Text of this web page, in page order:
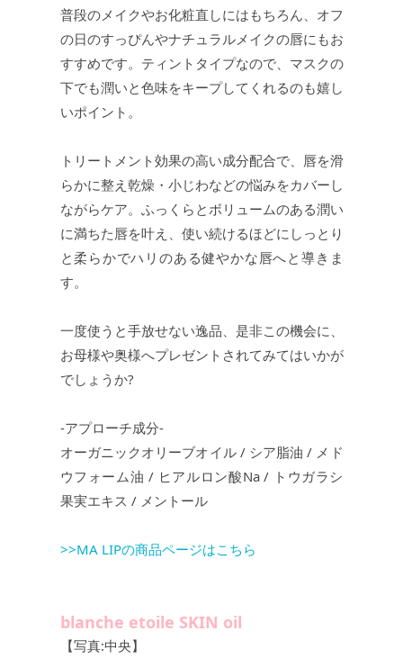
普段のメイクやお化粧直しにはもちろん、オフ
の日のすっぴんやナチュラルメイクの唇にもお
すすめです。ティントタイプなので、マスクの
下でも潤いと色味をキープしてくれるのも嬉し
いポイント。
トリートメント効果の高い成分配合で、唇を滑
らかに整え乾燥・小じわなどの悩みをカバーし
ながらケア。ふっくらとボリュームのある潤い
に満ちた唇を叶え、使い続けるほどにしっとり
と柔らかでハリのある健やかな唇へと導きま
す。
一度使うと手放せない逸品、是非この機会に、
お母様や奥様へプレゼントされてみてはいかが
でしょうか?
-アプローチ成分-
オーガニックオリーブオイル / シア脂油 / メド
ウフォーム油 / ヒアルロン酸Na / トウガラシ
果実エキス / メントール
>>MA LIPの商品ページはこちら
blanche etoile SKIN oil
【写真:中央】